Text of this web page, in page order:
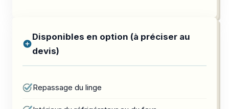
Disponibles en option (à préciser au
devis)
Repassage du linge